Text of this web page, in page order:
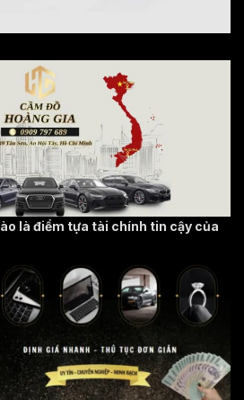
là điểm tựa tài chính tin cậy của